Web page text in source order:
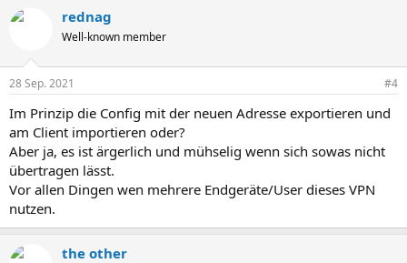
rednag
Well-known member
28 Sep. 2021 #4
Im Prinzip die Config mit der neuen Adresse exportieren und
am Client importieren oder?
Aber ja, es ist ärgerlich und mühselig wenn sich sowas nicht
übertragen lässt.
Vor allen Dingen wen mehrere Endgeräte/User dieses VPN
nutzen.
the other